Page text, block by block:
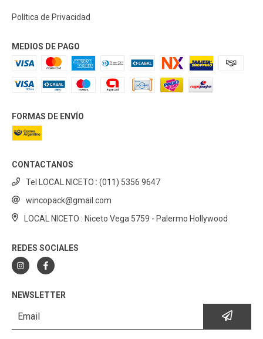
Política de Privacidad
MEDIOS DE PAGO
FORMAS DE ENVÍO
CONTACTANOS
Tel LOCAL NICETO : (011) 5356 9647
wincopack@gmail.com
LOCAL NICETO : Niceto Vega 5759 - Palermo Hollywood
REDES SOCIALES
NEWSLETTER